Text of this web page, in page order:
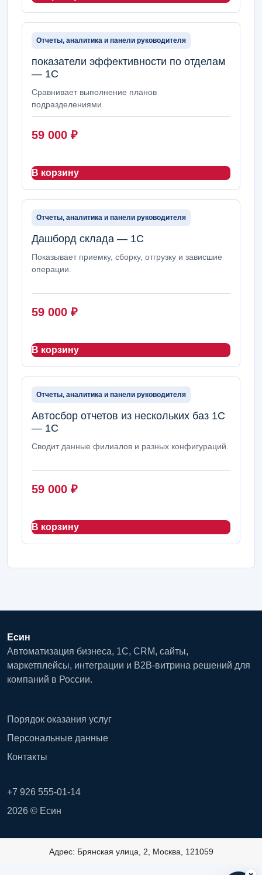
Отчеты, аналитика и панели руководителя
показатели эффективности по отделам
— 1С
Сравнивает выполнение планов
подразделениями.
59 000 ₽
В корзину
Отчеты, аналитика и панели руководителя
Дашборд склада — 1С
Показывает приемку, сборку, отгрузку и зависшие
операции.
59 000 ₽
В корзину
Отчеты, аналитика и панели руководителя
Автосбор отчетов из нескольких баз 1С
— 1С
Сводит данные филиалов и разных конфигураций.
59 000 ₽
В корзину
Есин
Автоматизация бизнеса, 1С, CRM, сайты,
маркетплейсы, интеграции и B2B-витрина решений для
компаний в России.
Порядок оказания услуг
Персональные данные
Контакты
+7 926 555-01-14
2026 © Есин
Адрес: Брянская улица, 2, Москва, 121059